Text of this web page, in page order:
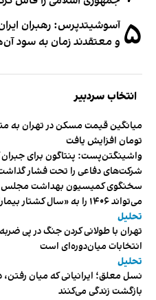
۵ آسوشیتدپرس: رهبران
و معتقدند زمان به سود
انتخاب سردبیر
تومان افزایش یافت
واشینگتن‌پست: پنتاگون برای
شرکت‌های دفاعی را تحت فشار
سخنگوی کمیسیون بهداشت مجلس:
می‌تواند ۱۴۰۶ را به «سال کشتار بیماران» تبدیل کند
تحلیل
تهران با طولانی کردن جنگ در پی
انتخابات میان‌دوره‌ای است
تحلیل
نسل معلق؛ ایرانیانی که میان
بازگشت زندگی می‌کنند